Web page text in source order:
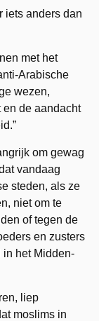
iets anders dan
met het
Arabische
wezen,
en de aandacht
om gewag
vandaag
steden, als ze
niet om te
of tegen de
en zusters
in het Midden-
liep
moslims in